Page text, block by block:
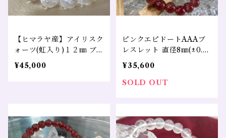
【ヒマラヤ産】アイリスク
ォーツ(虹入り)１２㎜ ブ
レス売り 幸運 変化 浄化
クレンジング 全体運
¥45,000
ピンクエピドートAAAブ
レスレット 直径8㎜(±0.5
㎜) 心の傷を癒すヒーリン
グ石
¥35,600
SOLD OUT